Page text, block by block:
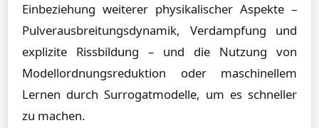
Einbeziehung weiterer physikalischer Aspekte –
Pulverausbreitungsdynamik, Verdampfung und
explizite Rissbildung – und die Nutzung von
Modellordnungsreduktion oder maschinellem
Lernen durch Surrogatmodelle, um es schneller
zu machen.